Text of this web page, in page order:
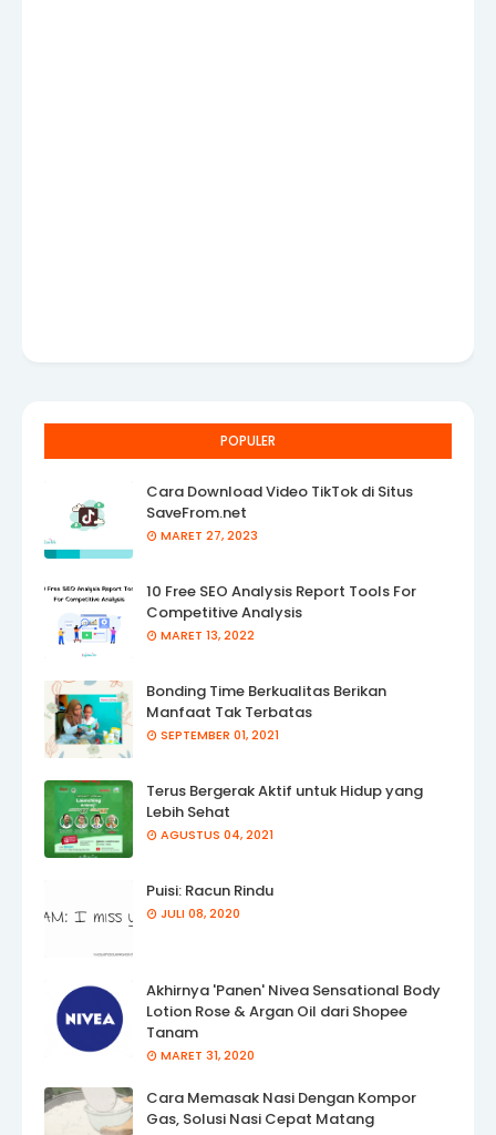
POPULER
Cara Download Video TikTok di Situs
SaveFrom.net
MARET 27, 2023
10 Free SEO Analysis Report Tools For
Competitive Analysis
MARET 13, 2022
Bonding Time Berkualitas Berikan
Manfaat Tak Terbatas
SEPTEMBER 01, 2021
Terus Bergerak Aktif untuk Hidup yang
Lebih Sehat
AGUSTUS 04, 2021
Puisi: Racun Rindu
JULI 08, 2020
Akhirnya 'Panen' Nivea Sensational Body
Lotion Rose & Argan Oil dari Shopee
Tanam
MARET 31, 2020
Cara Memasak Nasi Dengan Kompor
Gas, Solusi Nasi Cepat Matang